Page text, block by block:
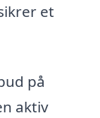
et
på
aktiv